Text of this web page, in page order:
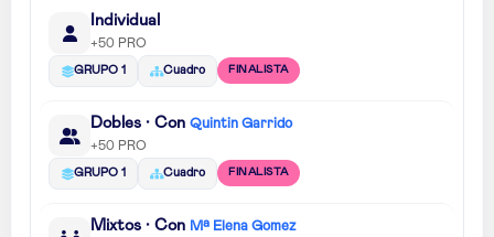
Individual
+50 PRO
GRUPO 1 Cuadro FINALISTA
Dobles · Con Quintin Garrido
+50 PRO
GRUPO 1 Cuadro FINALISTA
Mixtos · Con Mª Elena Gomez